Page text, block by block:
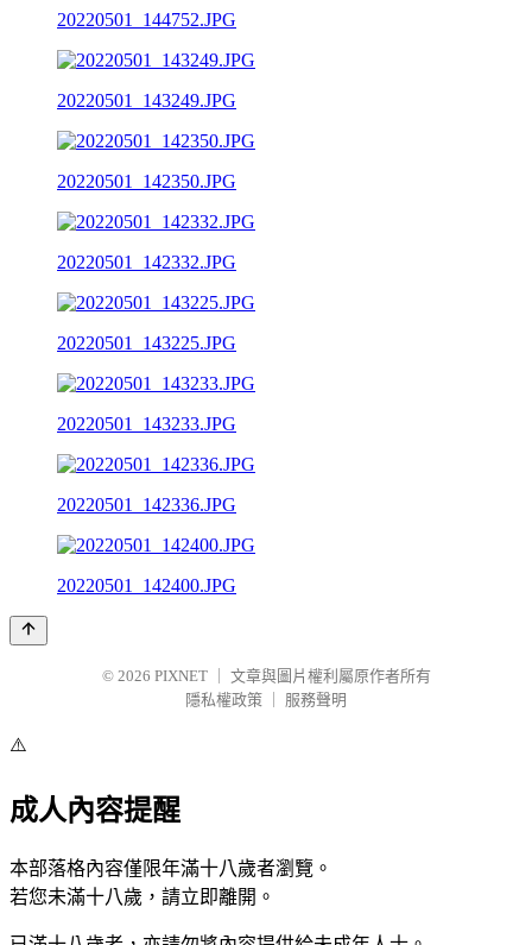
20220501_144752.JPG
20220501_143249.JPG
20220501_142350.JPG
20220501_142332.JPG
20220501_143225.JPG
20220501_143233.JPG
20220501_142336.JPG
20220501_142400.JPG
© 2026 PIXNET
文章與圖片權利屬原作者所有
隱私權政策
服務聲明
⚠️
成人內容提醒
本部落格內容僅限年滿十八歲者瀏覽。
若您未滿十八歲，請立即離開。